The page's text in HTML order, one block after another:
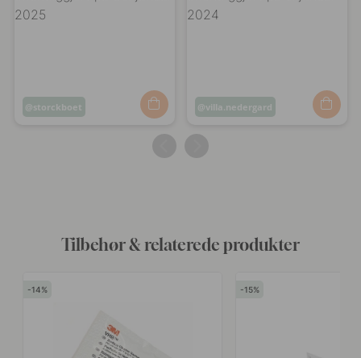
Opslag
storckboet
Opslag
villa.nedergard
Tilbehør & relaterede produkter
14 15